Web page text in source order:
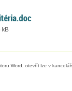
kB
Word, otevřít lze v